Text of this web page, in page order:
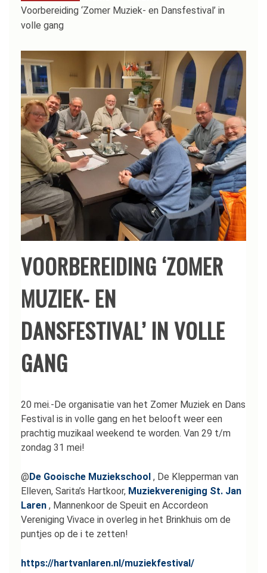
Voorbereiding ‘Zomer Muziek- en Dansfestival’ in
volle gang
VOORBEREIDING ‘ZOMER
MUZIEK- EN
DANSFESTIVAL’ IN VOLLE
GANG
20 mei.-De organisatie van het Zomer Muziek en Dans
Festival is in volle gang en het belooft weer een
prachtig muzikaal weekend te worden. Van 29 t/m
zondag 31 mei!
@ De Gooische Muziekschool , De Klepperman van
Elleven, Sarita’s Hartkoor, Muziekvereniging St. Jan
Laren , Mannenkoor de Speuit en Accordeon
Vereniging Vivace in overleg in het Brinkhuis om de
puntjes op de i te zetten!
https://hartvanlaren.nl/muziekfestival/